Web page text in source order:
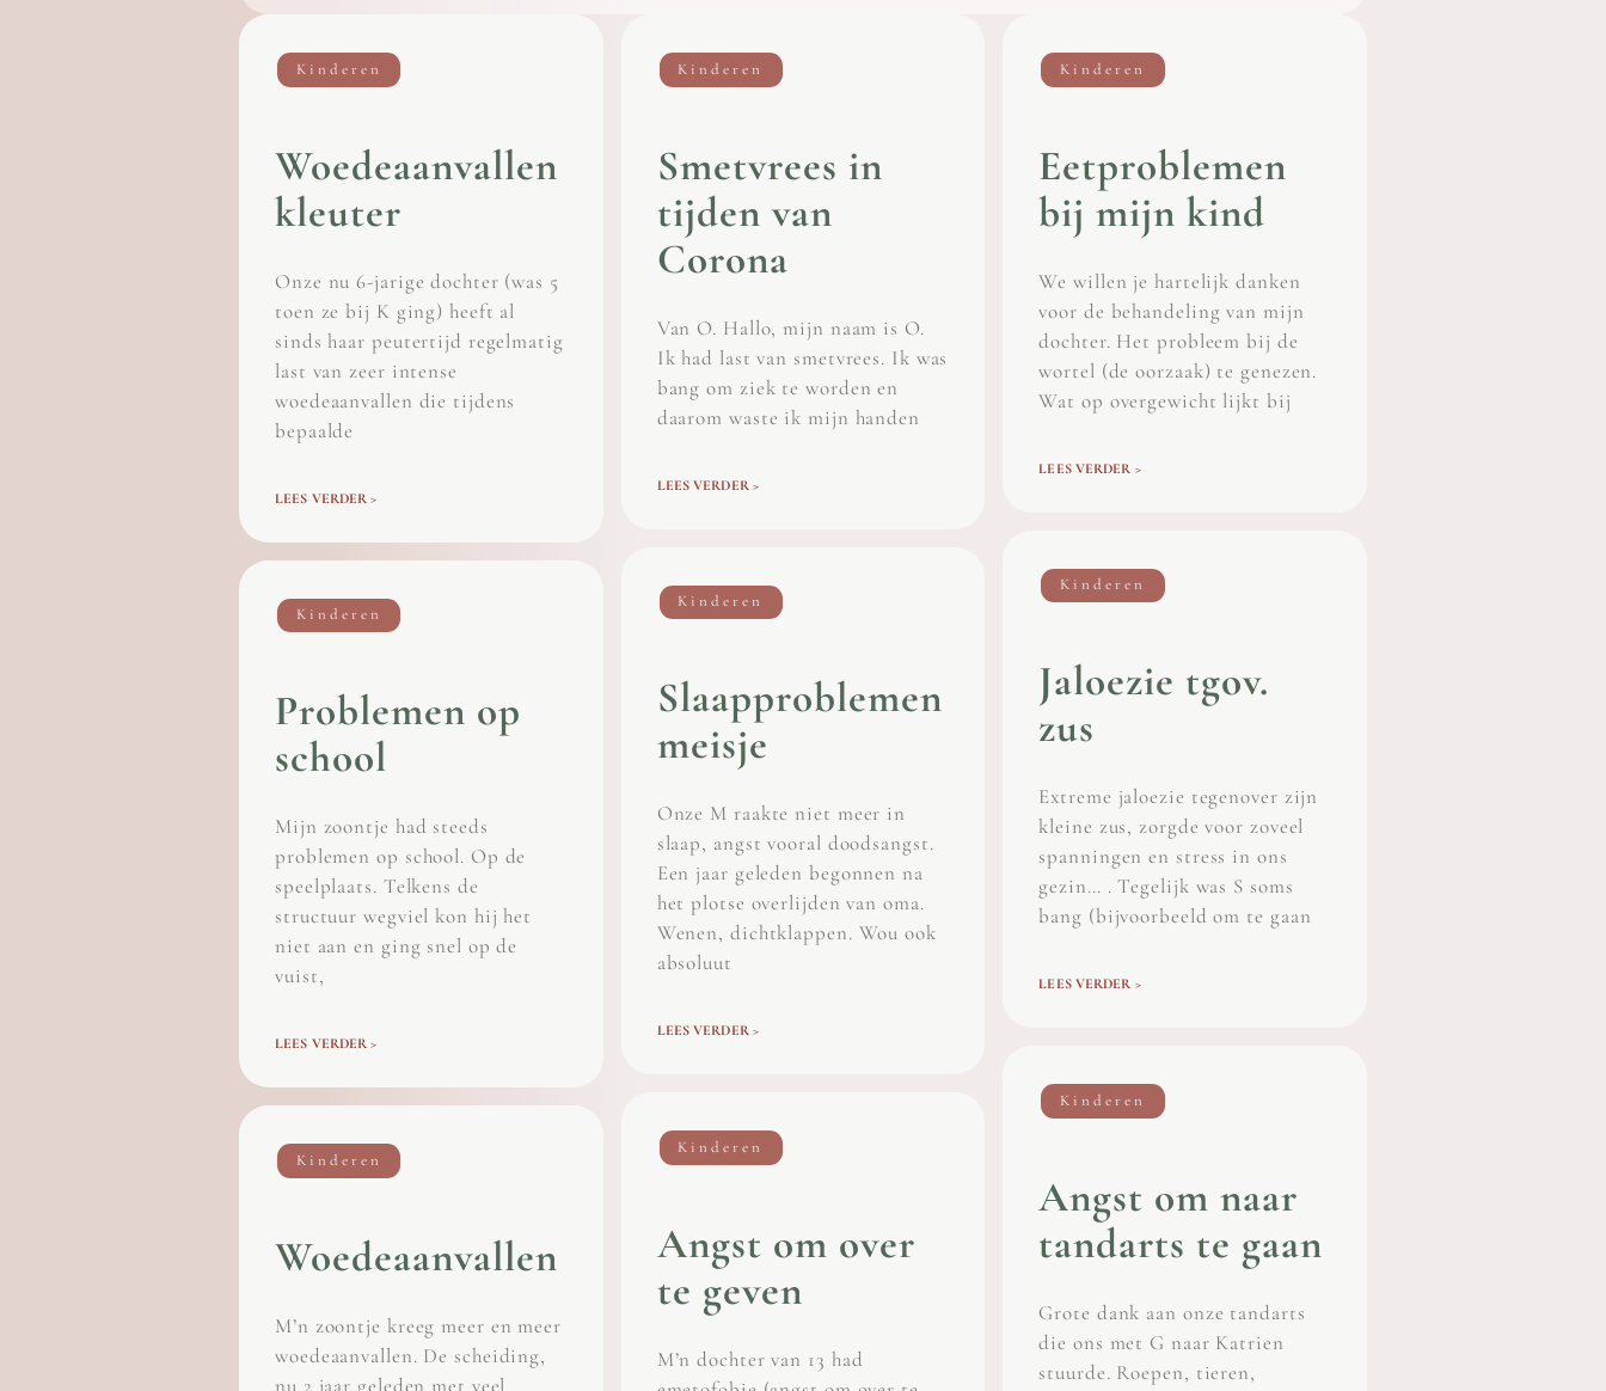
Kinderen
Woedeaanvallen
kleuter
Onze nu 6-jarige dochter (was 5
toen ze bij K ging) heeft al
sinds haar peutertijd regelmatig
last van zeer intense
woedeaanvallen die tijdens
bepaalde
LEES VERDER >
Kinderen
Smetvrees in
tijden van
Corona
Van O. Hallo, mijn naam is O.
Ik had last van smetvrees. Ik was
bang om ziek te worden en
daarom waste ik mijn handen
LEES VERDER >
Kinderen
Eetproblemen
bij mijn kind
We willen je hartelijk danken
voor de behandeling van mijn
dochter. Het probleem bij de
wortel (de oorzaak) te genezen.
Wat op overgewicht lijkt bij
LEES VERDER >
Kinderen
Problemen op
school
Mijn zoontje had steeds
problemen op school. Op de
speelplaats. Telkens de
structuur wegviel kon hij het
niet aan en ging snel op de
vuist,
LEES VERDER >
Kinderen
Slaapproblemen
meisje
Onze M raakte niet meer in
slaap, angst vooral doodsangst.
Een jaar geleden begonnen na
het plotse overlijden van oma.
Wenen, dichtklappen. Wou ook
absoluut
LEES VERDER >
Kinderen
Jaloezie tgov.
zus
Extreme jaloezie tegenover zijn
kleine zus, zorgde voor zoveel
spanningen en stress in ons
gezin… . Tegelijk was S soms
bang (bijvoorbeeld om te gaan
LEES VERDER >
Kinderen
Woedeaanvallen
M’n zoontje kreeg meer en meer
woedeaanvallen. De scheiding,
nu 2 jaar geleden met veel
Kinderen
Angst om over
te geven
M’n dochter van 13 had
Kinderen
Angst om naar
tandarts te gaan
Grote dank aan onze tandarts
die ons met G naar Katrien
stuurde. Roepen, tieren,